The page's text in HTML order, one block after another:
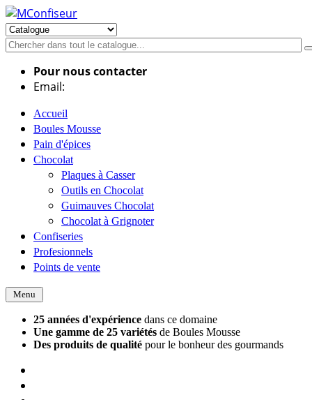
Pour nous contacter
Email:
Accueil
Boules Mousse
Pain d'épices
Chocolat
Plaques à Casser
Outils en Chocolat
Guimauves Chocolat
Chocolat à Grignoter
Confiseries
Profesionnels
Points de vente
Menu
25 années d'expérience dans ce domaine
Une gamme de 25 variétés de Boules Mousse
Des produits de qualité pour le bonheur des gourmands